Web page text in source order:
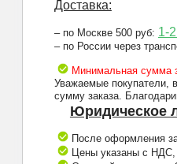
Доставка:
– по Москве 500 руб: 1-
– по России через
Минимальная сумма
Уважаемые покупатели,
сумму заказа.
Юридическое
После оформления
Цены указаны с НДС,